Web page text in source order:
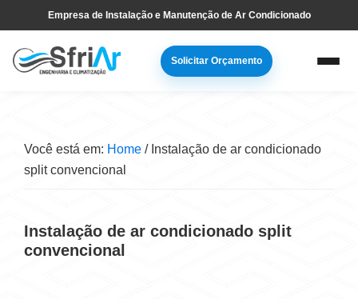
para
navegação
to
main
Empresa de Instalação e Manutenção de Ar Condicionado
Solicitar Orçamento
Você está em: Home /Instalação de ar condicionado
split convencional
Instalação de ar condicionado split
convencional